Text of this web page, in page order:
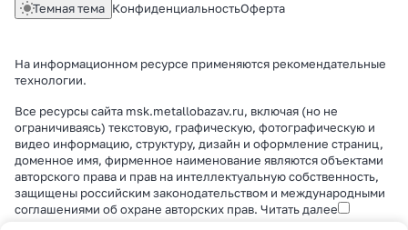
Темная тема КонфиденциальностьОферта
На информационном ресурсе применяются рекомендательные
технологии.
Все ресурсы сайта msk.metallobazav.ru, включая (но не
ограничиваясь) текстовую, графическую, фотографическую и
видео информацию, структуру, дизайн и оформление страниц,
доменное имя, фирменное наименование являются объектами
авторского права и прав на интеллектуальную собственность,
защищены российским законодательством и международными
соглашениями об охране авторских прав. Читать далее